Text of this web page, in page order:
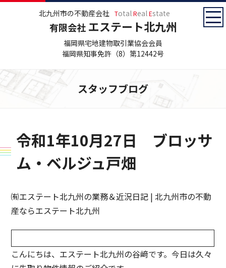
北九州市の不動産会社 TotalRealEstate
有限会社エステート北九州
福岡県宅地建物取引業協会会員
福岡県知事免許（8）第12442号
スタッフブログ
令和1年10月27日 ブロッサ
ム・ベルジュ戸畑
㈲エステート北九州の業務＆近況日記 | 北九州市の不動
産ならエステート北九州
こんにちは、エステート北九州の谷﨑です。今日は久々